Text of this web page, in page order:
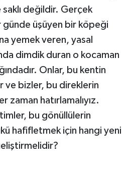
değildir. Gerçek
üşüyen bir köpeği
yemek veren, yasal
dimdik duran o kocaman
Onlar, bu kentin
ve bizler, bu direklerin
zaman hatırlamalıyız.
bu gönüllülerin
hafifletmek için hangi yeni